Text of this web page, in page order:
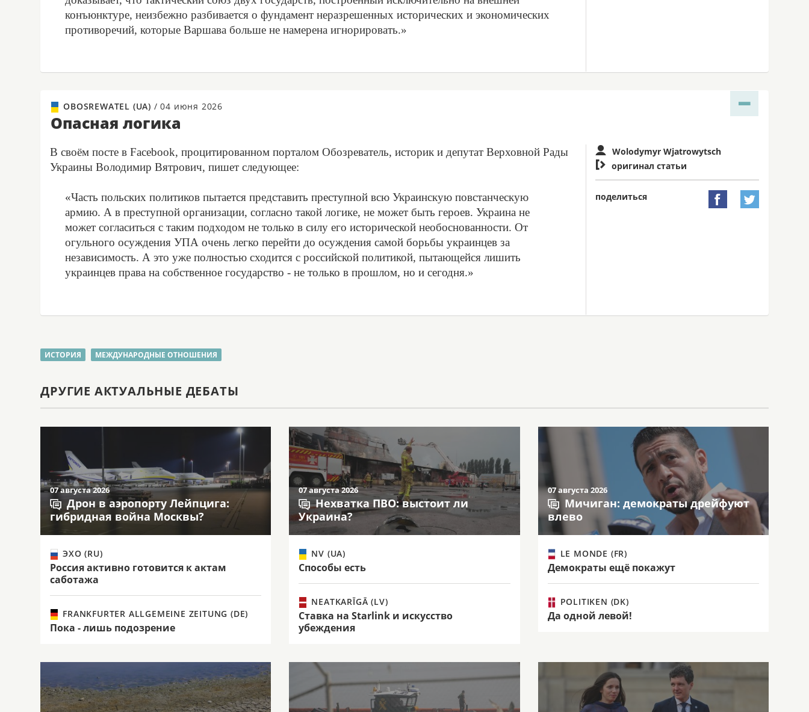
конъюнктуре, неизбежно разбивается о фундамент неразрешенных исторических и экономических
противоречий, которые Варшава больше не намерена игнорировать.»
OBOSREWATEL (UA) / 04 июня 2026
Опасная логика
В своём посте в Facebook, процитированном порталом Обозреватель, историк и депутат Верховной Рады
Украины Володимир Вятрович, пишет следующее:
«Часть польских политиков пытается представить преступной всю Украинскую повстанческую
армию. А в преступной организации, согласно такой логике, не может быть героев. Украина не
может согласиться с таким подходом не только в силу его исторической необоснованности. От
огульного осуждения УПА очень легко перейти до осуждения самой борьбы украинцев за
независимость. А это уже полностью сходится с российской политикой, пытающейся лишить
украинцев права на собственное государство - не только в прошлом, но и сегодня.»
Wolodymyr Wjatrowytsch
 оригинал статьи
поделиться  
ИСТОРИЯ МЕЖДУНАРОДНЫЕ ОТНОШЕНИЯ
ДРУГИЕ АКТУАЛЬНЫЕ ДЕБАТЫ
07 августа 2026
Дрон в аэропорту Лейпцига:
гибридная война Москвы?
ЭХО (RU)
Россия активно готовится к актам
саботажа
FRANKFURTER ALLGEMEINE ZEITUNG (DE)
Пока - лишь подозрение
07 августа 2026
Нехватка ПВО: выстоит ли
Украина?
NV (UA)
Способы есть
NEATKARĪGĀ (LV)
Ставка на Starlink и искусство
убеждения
07 августа 2026
Мичиган: демократы дрейфуют
влево
LE MONDE (FR)
Демократы ещё покажут
POLITIKEN (DK)
Да одной левой!